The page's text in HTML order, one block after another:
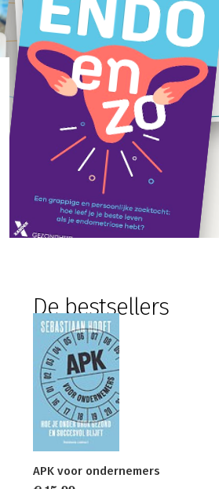
De bestsellers
APK voor ondernemers